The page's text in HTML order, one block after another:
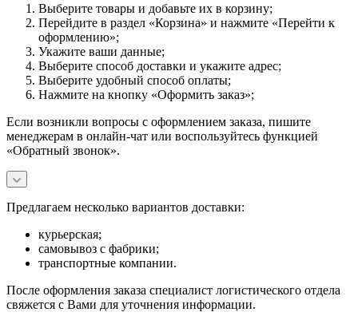
Выберите товары и добавьте их в корзину;
Перейдите в раздел «Корзина» и нажмите «Перейти к
оформлению»;
Укажите ваши данные;
Выберите способ доставки и укажите адрес;
Выберите удобный способ оплаты;
Нажмите на кнопку «Оформить заказ»;
Если возникли вопросы с оформлением заказа, пишите
менеджерам в онлайн-чат или воспользуйтесь функцией
«Обратный звонок».
Предлагаем несколько вариантов доставки:
курьерская;
самовывоз с фабрики;
транспортные компании.
После оформления заказа специалист логистического отдела
свяжется с Вами для уточнения информации.